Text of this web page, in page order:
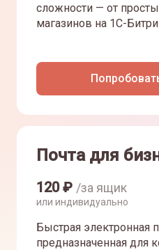
сложности — от
магазинов на 1С-
Почта для
120₽ /за ящик
или индивидуально
Быстрая электронная
предназначенная для